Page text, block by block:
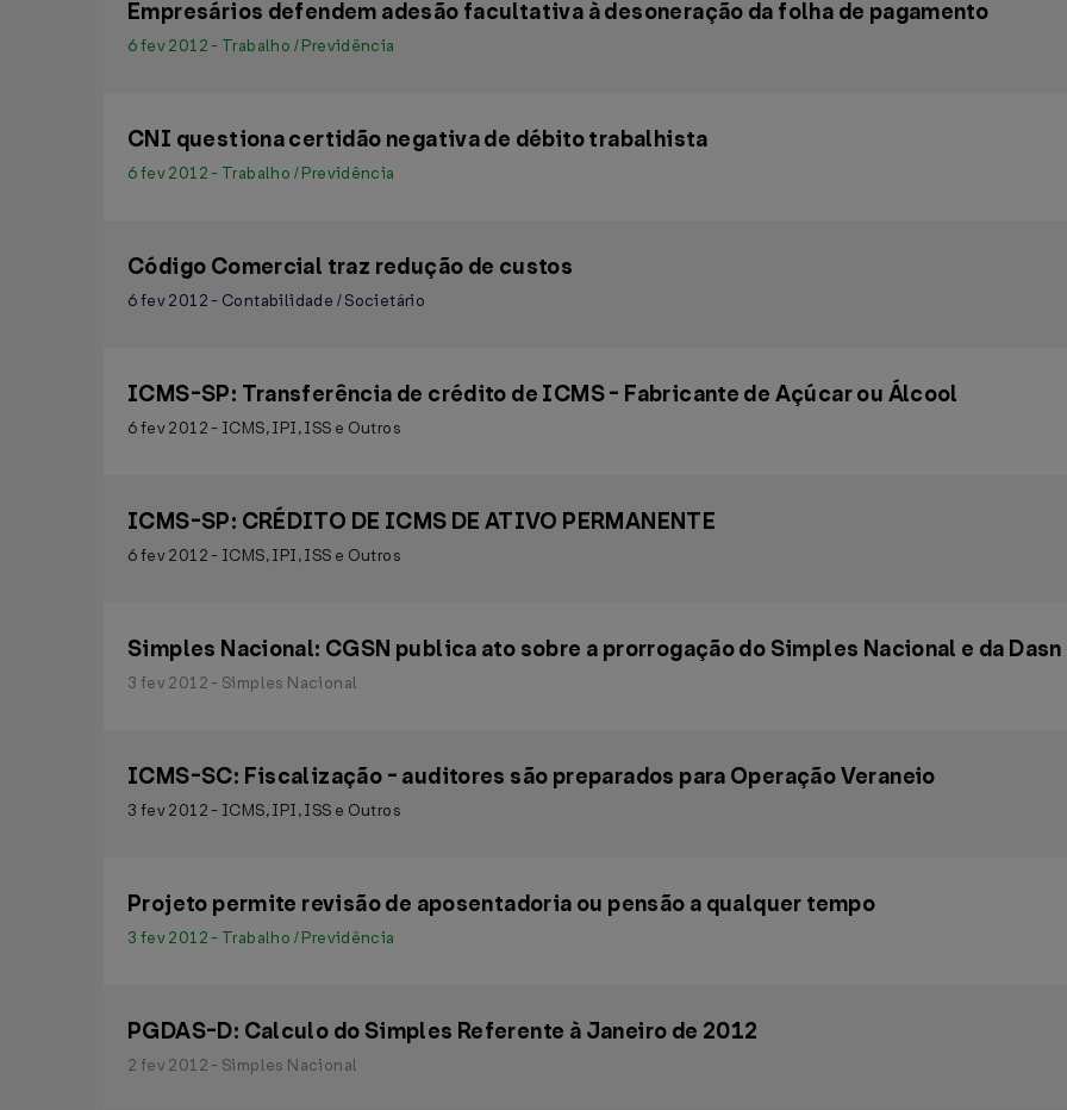
Empresários defendem adesão facultativa à desoneração da folha de pagamento
6 fev 2012 - Trabalho / Previdência
CNI questiona certidão negativa de débito trabalhista
6 fev 2012 - Trabalho / Previdência
Código Comercial traz redução de custos
6 fev 2012 - Contabilidade / Societário
ICMS-SP: Transferência de crédito de ICMS - Fabricante de Açúcar ou Álcool
6 fev 2012 - ICMS, IPI, ISS e Outros
ICMS-SP: CRÉDITO DE ICMS DE ATIVO PERMANENTE
6 fev 2012 - ICMS, IPI, ISS e Outros
Simples Nacional: CGSN publica ato sobre a prorrogação do Simples Nacional e da Dasn
3 fev 2012 - Simples Nacional
ICMS-SC: Fiscalização - auditores são preparados para Operação Veraneio
3 fev 2012 - ICMS, IPI, ISS e Outros
Projeto permite revisão de aposentadoria ou pensão a qualquer tempo
3 fev 2012 - Trabalho / Previdência
PGDAS-D: Calculo do Simples Referente à Janeiro de 2012
2 fev 2012 - Simples Nacional